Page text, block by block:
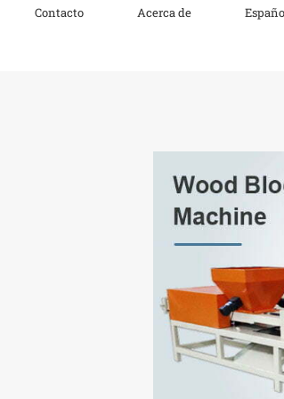
Contacto Acerca de